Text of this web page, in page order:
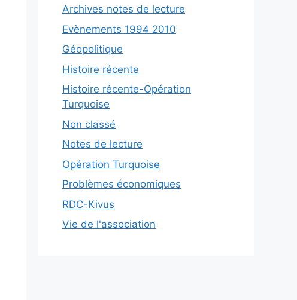
Archives notes de lecture
Evènements 1994 2010
Géopolitique
Histoire récente
Histoire récente-Opération
Turquoise
Non classé
Notes de lecture
Opération Turquoise
Problèmes économiques
RDC-Kivus
Vie de l'association